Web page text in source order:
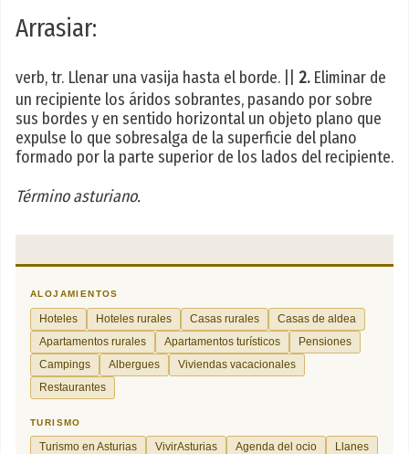
Arrasiar:
verb, tr. Llenar una vasija hasta el borde. || 2.Eliminar de
un recipiente los áridos sobrantes, pasando por sobre
sus bordes y en sentido horizontal un objeto plano que
expulse lo que sobresalga de la superficie del plano
formado por la parte superior de los lados del recipiente.
Término asturiano.